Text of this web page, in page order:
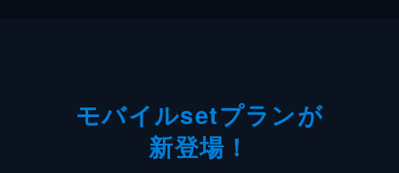
モバイルsetプランが
新登場！